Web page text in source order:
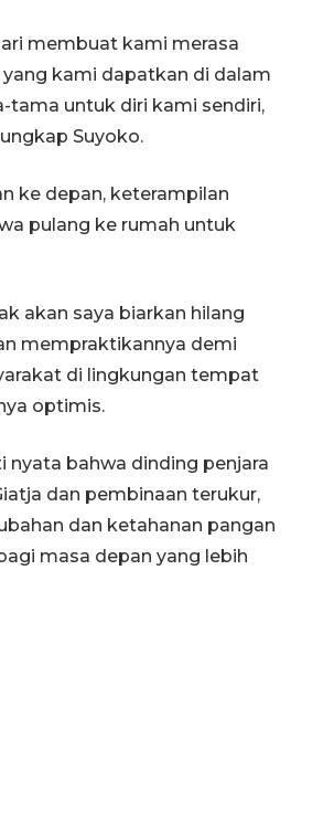
membuat kami merasa
kami dapatkan di dalam
tama untuk diri kami sendiri,
Suyoko.
ke depan, keterampilan
pulang ke rumah untuk
akan saya biarkan hilang
mempraktikannya demi
di lingkungan tempat
optimis.
nyata bahwa dinding penjara
dan pembinaan terukur,
dan ketahanan pangan
masa depan yang lebih